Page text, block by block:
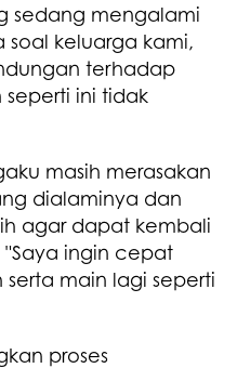
sedang mengalami
soal keluarga kami,
terhadap
ini tidak
masih merasakan
dialaminya dan
agar dapat kembali
"Saya ingin cepat
main lagi seperti
proses